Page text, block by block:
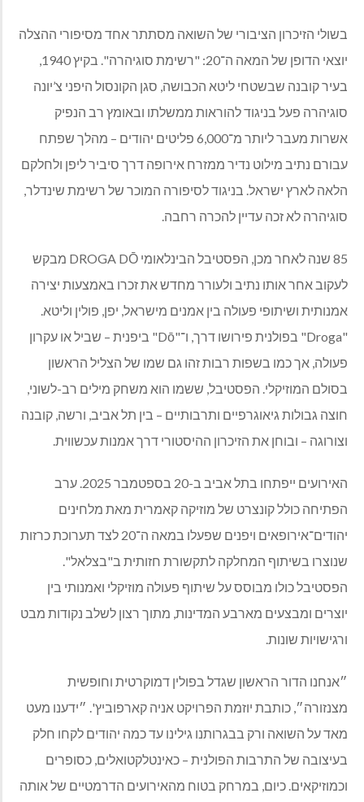
בשולי הזיכרון הציבורי של השואה מסתתר אחד מסיפורי ההצלה
יוצאי הדופן של המאה ה־20: "רשימת סוגיהרה". בקיץ 1940,
בעיר קובנה שבשטחי ליטא הכבושה, סגן הקונסול היפני צ’יונה
סוגיהרה פעל בניגוד להוראות ממשלתו ובאומץ רב הנפיק
אשרות מעבר ליותר מ־6,000 פליטים יהודים – מהלך שפתח
עבורם נתיב מילוט נדיר ממזרח אירופה דרך סיביר ליפן ולחלקם
הלאה לארץ ישראל. בניגוד לסיפורה המוכר של רשימת שינדלר,
סוגיהרה לא זכה עדיין להכרה רחבה.
85 שנה לאחר מכן, הפסטיבל הבינלאומי DROGA DŌ מבקש
לעקוב אחר אותו נתיב ולעורר מחדש את זכרו באמצעות יצירה
אמנותית ושיתופי פעולה בין אמנים מישראל, יפן, פולין וליטא.
"Droga" בפולנית פירושו דרך, ו־"Dō" ביפנית – שביל או עקרון
פעולה, אך כמו בשפות רבות זהו גם שמו של הצליל הראשון
בסולם המוזיקלי. הפסטיבל, ששמו הוא משחק מילים רב-לשוני,
חוצה גבולות גיאוגרפיים ותרבותיים – בין תל אביב, ורשה, קובנה
וצורוגה – ובוחן את הזיכרון ההיסטורי דרך אמנות עכשווית.
האירועים ייפתחו בתל אביב ב-20 בספטמבר 2025. ערב
הפתיחה כולל קונצרט של מוזיקה קאמרית מאת מלחינים
יהודים־אירופאים ויפנים שפעלו במאה ה־20 לצד תערוכת כרזות
שנוצרו בשיתוף המחלקה לתקשורת חזותית ב"בצלאל".
הפסטיבל כולו מבוסס על שיתוף פעולה מוזיקלי ואמנותי בין
יוצרים ומבצעים מארבע המדינות, מתוך רצון לשלב נקודות מבט
ורגישויות שונות.
״אנחנו הדור הראשון שגדל בפולין דמוקרטית וחופשית
מצנזורה״, כותבת יוזמת הפרויקט אניה קארפוביץ'. ״ידענו מעט
מאד על השואה ורק בבגרותנו גילינו עד כמה יהודים לקחו חלק
בעיצובה של התרבות הפולנית – כאינטלקטואלים, כסופרים
וכמוזיקאים. כיום, במרחק בטוח מהאירועים הדרמטיים של אותה